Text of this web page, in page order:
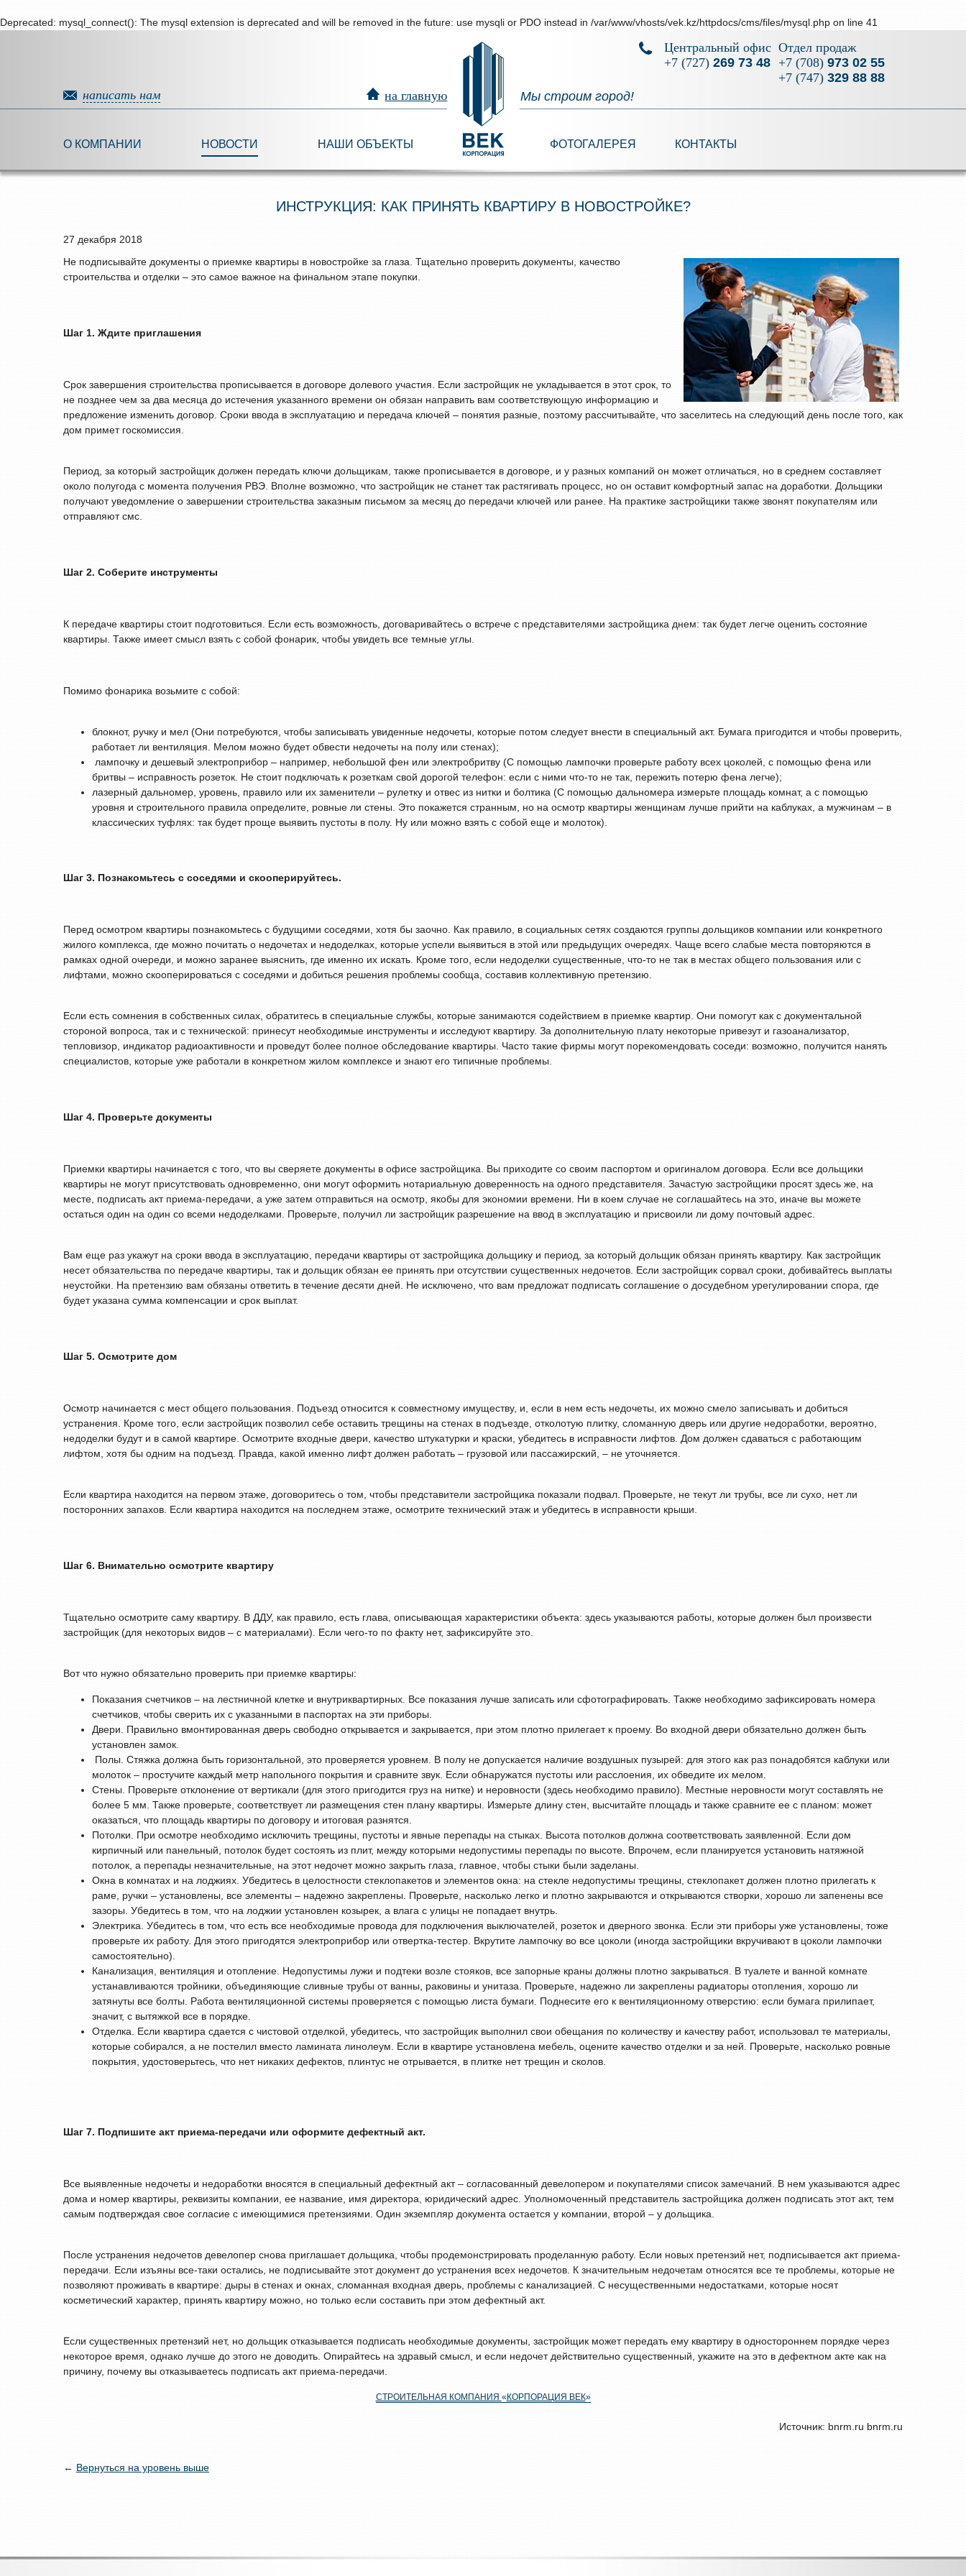
Deprecated: mysql_connect(): The mysql extension is deprecated and will be removed in the future: use mysqli or PDO instead in /var/www/vhosts/vek.kz/httpdocs/cms/files/mysql.php on line 41
Центральный офис
+7 (727) 269 73 48
Отдел продаж
+7 (708) 973 02 55
+7 (747) 329 88 88
написать нам
на главную Мы строим город!
О КОМПАНИИ НОВОСТИ НАШИ ОБЪЕКТЫ ФОТОГАЛЕРЕЯ КОНТАКТЫ
ИНСТРУКЦИЯ: КАК ПРИНЯТЬ КВАРТИРУ В НОВОСТРОЙКЕ?
27 декабря 2018
Не подписывайте документы о приемке квартиры в новостройке за глаза. Тщательно проверить документы, качество
строительства и отделки – это самое важное на финальном этапе покупки.
Шаг 1. Ждите приглашения
Срок завершения строительства прописывается в договоре долевого участия. Если застройщик не укладывается в этот срок, то
не позднее чем за два месяца до истечения указанного времени он обязан направить вам соответствующую информацию и
предложение изменить договор. Сроки ввода в эксплуатацию и передача ключей – понятия разные, поэтому рассчитывайте, что заселитесь на следующий день после того, как
дом примет госкомиссия.
Период, за который застройщик должен передать ключи дольщикам, также прописывается в договоре, и у разных компаний он может отличаться, но в среднем составляет
около полугода с момента получения РВЭ. Вполне возможно, что застройщик не станет так растягивать процесс, но он оставит комфортный запас на доработки. Дольщики
получают уведомление о завершении строительства заказным письмом за месяц до передачи ключей или ранее. На практике застройщики также звонят покупателям или
отправляют смс.
Шаг 2. Соберите инструменты
К передаче квартиры стоит подготовиться. Если есть возможность, договаривайтесь о встрече с представителями застройщика днем: так будет легче оценить состояние
квартиры. Также имеет смысл взять с собой фонарик, чтобы увидеть все темные углы.
Помимо фонарика возьмите с собой:
блокнот, ручку и мел (Они потребуются, чтобы записывать увиденные недочеты, которые потом следует внести в специальный акт. Бумага пригодится и чтобы проверить,
работает ли вентиляция. Мелом можно будет обвести недочеты на полу или стенах);
лампочку и дешевый электроприбор – например, небольшой фен или электробритву (С помощью лампочки проверьте работу всех цоколей, с помощью фена или
бритвы – исправность розеток. Не стоит подключать к розеткам свой дорогой телефон: если с ними что-то не так, пережить потерю фена легче);
лазерный дальномер, уровень, правило или их заменители – рулетку и отвес из нитки и болтика (С помощью дальномера измерьте площадь комнат, а с помощью
уровня и строительного правила определите, ровные ли стены. Это покажется странным, но на осмотр квартиры женщинам лучше прийти на каблуках, а мужчинам – в
классических туфлях: так будет проще выявить пустоты в полу. Ну или можно взять с собой еще и молоток).
Шаг 3. Познакомьтесь с соседями и скооперируйтесь.
Перед осмотром квартиры познакомьтесь с будущими соседями, хотя бы заочно. Как правило, в социальных сетях создаются группы дольщиков компании или конкретного
жилого комплекса, где можно почитать о недочетах и недоделках, которые успели выявиться в этой или предыдущих очередях. Чаще всего слабые места повторяются в
рамках одной очереди, и можно заранее выяснить, где именно их искать. Кроме того, если недоделки существенные, что-то не так в местах общего пользования или с
лифтами, можно скооперироваться с соседями и добиться решения проблемы сообща, составив коллективную претензию.
Если есть сомнения в собственных силах, обратитесь в специальные службы, которые занимаются содействием в приемке квартир. Они помогут как с документальной
стороной вопроса, так и с технической: принесут необходимые инструменты и исследуют квартиру. За дополнительную плату некоторые привезут и газоанализатор,
тепловизор, индикатор радиоактивности и проведут более полное обследование квартиры. Часто такие фирмы могут порекомендовать соседи: возможно, получится нанять
специалистов, которые уже работали в конкретном жилом комплексе и знают его типичные проблемы.
Шаг 4. Проверьте документы
Приемки квартиры начинается c того, что вы сверяете документы в офисе застройщика. Вы приходите со своим паспортом и оригиналом договора. Если все дольщики
квартиры не могут присутствовать одновременно, они могут оформить нотариальную доверенность на одного представителя. Зачастую застройщики просят здесь же, на
месте, подписать акт приема-передачи, а уже затем отправиться на осмотр, якобы для экономии времени. Ни в коем случае не соглашайтесь на это, иначе вы можете
остаться один на один со всеми недоделками. Проверьте, получил ли застройщик разрешение на ввод в эксплуатацию и присвоили ли дому почтовый адрес.
Вам еще раз укажут на сроки ввода в эксплуатацию, передачи квартиры от застройщика дольщику и период, за который дольщик обязан принять квартиру. Как застройщик
несет обязательства по передаче квартиры, так и дольщик обязан ее принять при отсутствии существенных недочетов. Если застройщик сорвал сроки, добивайтесь выплаты
неустойки. На претензию вам обязаны ответить в течение десяти дней. Не исключено, что вам предложат подписать соглашение о досудебном урегулировании спора, где
будет указана сумма компенсации и срок выплат.
Шаг 5. Осмотрите дом
Осмотр начинается с мест общего пользования. Подъезд относится к совместному имуществу, и, если в нем есть недочеты, их можно смело записывать и добиться
устранения. Кроме того, если застройщик позволил себе оставить трещины на стенах в подъезде, отколотую плитку, сломанную дверь или другие недоработки, вероятно,
недоделки будут и в самой квартире. Осмотрите входные двери, качество штукатурки и краски, убедитесь в исправности лифтов. Дом должен сдаваться с работающим
лифтом, хотя бы одним на подъезд. Правда, какой именно лифт должен работать – грузовой или пассажирский, – не уточняется.
Если квартира находится на первом этаже, договоритесь о том, чтобы представители застройщика показали подвал. Проверьте, не текут ли трубы, все ли сухо, нет ли
посторонних запахов. Если квартира находится на последнем этаже, осмотрите технический этаж и убедитесь в исправности крыши.
Шаг 6. Внимательно осмотрите квартиру
Тщательно осмотрите саму квартиру. В ДДУ, как правило, есть глава, описывающая характеристики объекта: здесь указываются работы, которые должен был произвести
застройщик (для некоторых видов – с материалами). Если чего-то по факту нет, зафиксируйте это.
Вот что нужно обязательно проверить при приемке квартиры:
Показания счетчиков – на лестничной клетке и внутриквартирных. Все показания лучше записать или сфотографировать. Также необходимо зафиксировать номера
счетчиков, чтобы сверить их с указанными в паспортах на эти приборы.
Двери. Правильно вмонтированная дверь свободно открывается и закрывается, при этом плотно прилегает к проему. Во входной двери обязательно должен быть
установлен замок.
Полы. Стяжка должна быть горизонтальной, это проверяется уровнем. В полу не допускается наличие воздушных пузырей: для этого как раз понадобятся каблуки или
молоток – простучите каждый метр напольного покрытия и сравните звук. Если обнаружатся пустоты или расслоения, их обведите их мелом.
Стены. Проверьте отклонение от вертикали (для этого пригодится груз на нитке) и неровности (здесь необходимо правило). Местные неровности могут составлять не
более 5 мм. Также проверьте, соответствует ли размещения стен плану квартиры. Измерьте длину стен, высчитайте площадь и также сравните ее с планом: может
оказаться, что площадь квартиры по договору и итоговая разнятся.
Потолки. При осмотре необходимо исключить трещины, пустоты и явные перепады на стыках. Высота потолков должна соответствовать заявленной. Если дом
кирпичный или панельный, потолок будет состоять из плит, между которыми недопустимы перепады по высоте. Впрочем, если планируется установить натяжной
потолок, а перепады незначительные, на этот недочет можно закрыть глаза, главное, чтобы стыки были заделаны.
Окна в комнатах и на лоджиях. Убедитесь в целостности стеклопакетов и элементов окна: на стекле недопустимы трещины, стеклопакет должен плотно прилегать к
раме, ручки – установлены, все элементы – надежно закреплены. Проверьте, насколько легко и плотно закрываются и открываются створки, хорошо ли запенены все
зазоры. Убедитесь в том, что на лоджии установлен козырек, а влага с улицы не попадает внутрь.
Электрика. Убедитесь в том, что есть все необходимые провода для подключения выключателей, розеток и дверного звонка. Если эти приборы уже установлены, тоже
проверьте их работу. Для этого пригодятся электроприбор или отвертка-тестер. Вкрутите лампочку во все цоколи (иногда застройщики вкручивают в цоколи лампочки
самостоятельно).
Канализация, вентиляция и отопление. Недопустимы лужи и подтеки возле стояков, все запорные краны должны плотно закрываться. В туалете и ванной комнате
устанавливаются тройники, объединяющие сливные трубы от ванны, раковины и унитаза. Проверьте, надежно ли закреплены радиаторы отопления, хорошо ли
затянуты все болты. Работа вентиляционной системы проверяется с помощью листа бумаги. Поднесите его к вентиляционному отверстию: если бумага прилипает,
значит, с вытяжкой все в порядке.
Отделка. Если квартира сдается с чистовой отделкой, убедитесь, что застройщик выполнил свои обещания по количеству и качеству работ, использовал те материалы,
которые собирался, а не постелил вместо ламината линолеум. Если в квартире установлена мебель, оцените качество отделки и за ней. Проверьте, насколько ровные
покрытия, удостоверьтесь, что нет никаких дефектов, плинтус не отрывается, в плитке нет трещин и сколов.
Шаг 7. Подпишите акт приема-передачи или оформите дефектный акт.
Все выявленные недочеты и недоработки вносятся в специальный дефектный акт – согласованный девелопером и покупателями список замечаний. В нем указываются адрес
дома и номер квартиры, реквизиты компании, ее название, имя директора, юридический адрес. Уполномоченный представитель застройщика должен подписать этот акт, тем
самым подтверждая свое согласие с имеющимися претензиями. Один экземпляр документа остается у компании, второй – у дольщика.
После устранения недочетов девелопер снова приглашает дольщика, чтобы продемонстрировать проделанную работу. Если новых претензий нет, подписывается акт приема-
передачи. Если изъяны все-таки остались, не подписывайте этот документ до устранения всех недочетов. К значительным недочетам относятся все те проблемы, которые не
позволяют проживать в квартире: дыры в стенах и окнах, сломанная входная дверь, проблемы с канализацией. С несущественными недостатками, которые носят
косметический характер, принять квартиру можно, но только если составить при этом дефектный акт.
Если существенных претензий нет, но дольщик отказывается подписать необходимые документы, застройщик может передать ему квартиру в одностороннем порядке через
некоторое время, однако лучше до этого не доводить. Опирайтесь на здравый смысл, и если недочет действительно существенный, укажите на это в дефектном акте как на
причину, почему вы отказываетесь подписать акт приема-передачи.
СТРОИТЕЛЬНАЯ КОМПАНИЯ « КОРПОРАЦИЯ ВЕК»
Источник: bnrm.ru bnrm.ru
← Вернуться на уровень выше